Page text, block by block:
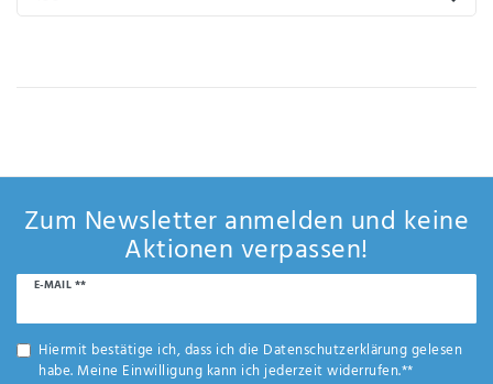
bestätige
ich die
Daten­
schutz­
Zum Newsletter anmelden und keine
Aktionen verpassen!
E-MAIL **
Newsletter
Hiermit bestätige ich, dass ich die Daten­schutz­erklärunggelesen
habe. Meine Einwilligung kann ich jederzeit widerrufen.**